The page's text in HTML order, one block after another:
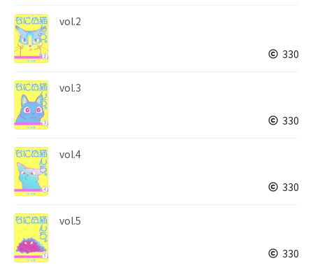
vol.2
330
vol.3
330
vol.4
330
vol.5
330